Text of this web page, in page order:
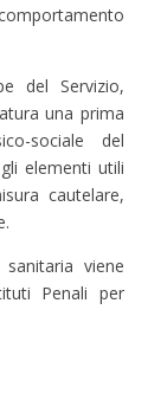
del Servizio,
una prima
sociale del
elementi utili
cautelare,
sanitaria viene
Penali per